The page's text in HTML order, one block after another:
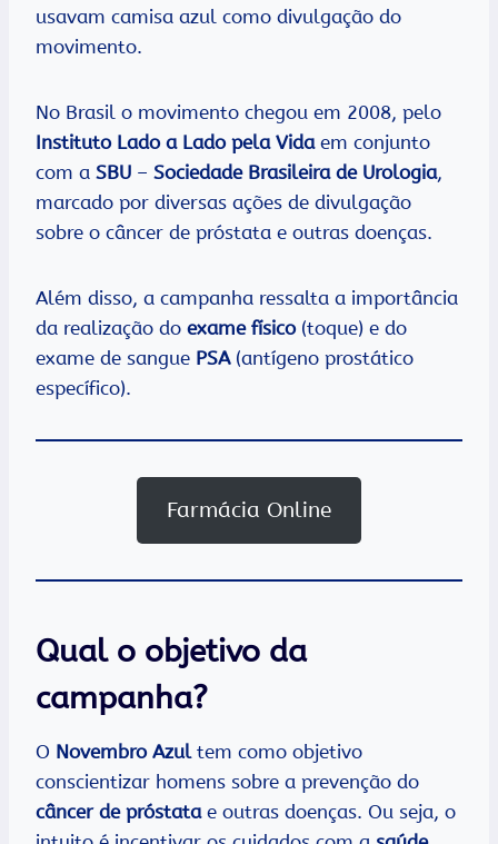
usavam camisa azul como divulgação do
movimento.
No Brasil o movimento chegou em 2008, pelo
Instituto Lado a Lado pela Vidaem conjunto
com a SBU – Sociedade Brasileira de Urologia,
marcado por diversas ações de divulgação
sobre o câncer de próstata e outras doenças.
Além disso, a campanha ressalta a importância
da realização do exame físico(toque) e do
exame de sangue PSA (antígeno prostático
específico).
Farmácia Online
Qual o objetivo da
campanha?
O Novembro Azul tem como objetivo
conscientizar homens sobre a prevenção do
câncer de próstatae outras doenças. Ou seja, o